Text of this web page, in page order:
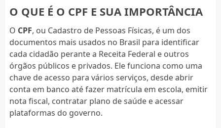
O QUE É O CPF E SUA IMPORTÂNCIA
O CPF, ou Cadastro de Pessoas Físicas, é um dos
documentos mais usados no Brasil para identificar
cada cidadão perante a Receita Federal e outros
órgãos públicos e privados. Ele funciona como uma
chave de acesso para vários serviços, desde abrir
conta em banco até fazer matrícula em escola, emitir
nota fiscal, contratar plano de saúde e acessar
plataformas do governo.